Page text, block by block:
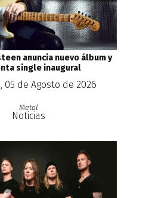
anuncia nuevo álbum y
single inaugural
05 de Agosto de 2026
Metal
Noticias